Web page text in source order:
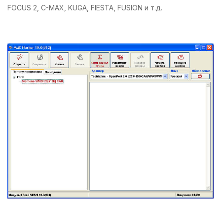
FOCUS 2, C-MAX, KUGA, FIESTA, FUSION и т.д.